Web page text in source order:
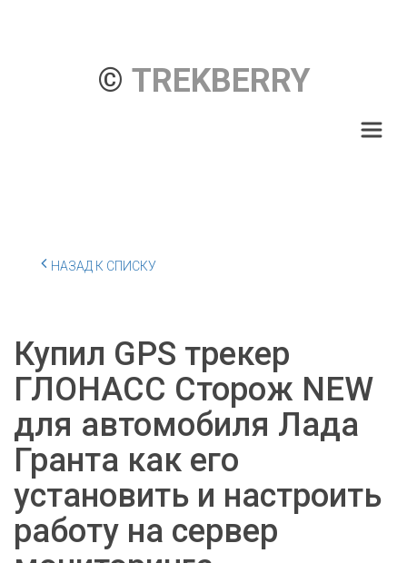
© TREKBERRY
НАЗАД К СПИСКУ
Купил GPS трекер
ГЛОНАСС Сторож NEW
для автомобиля Лада
Гранта как его
установить и настроить
работу на сервер